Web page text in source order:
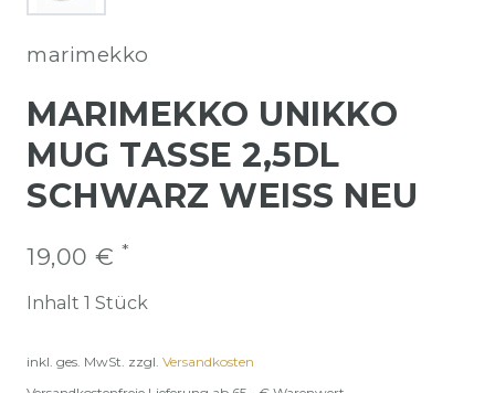
marimekko
MARIMEKKO UNIKKO
MUG TASSE 2,5DL
SCHWARZ WEISS NEU
19,00 € *
Inhalt 1 Stück
inkl. ges. MwSt. zzgl. Versandkosten